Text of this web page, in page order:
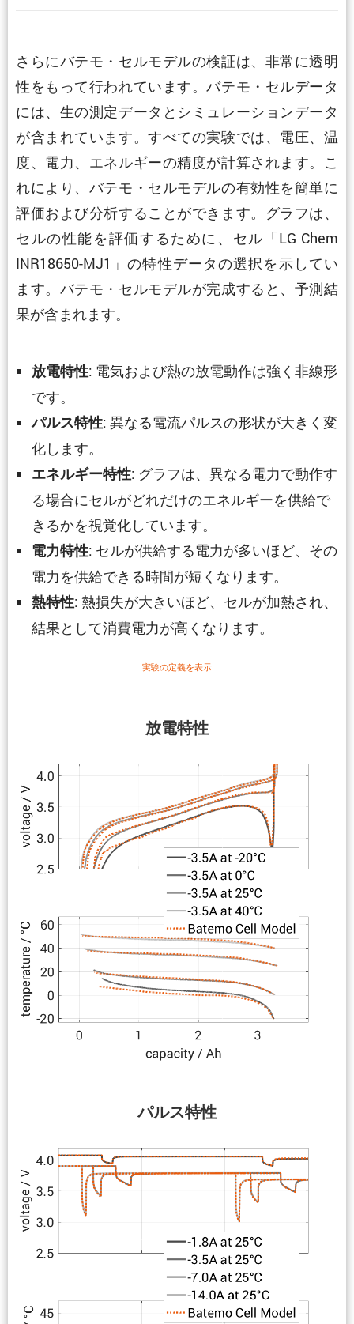
さらにバテモ・セルモデルの検証は、非常に透明
性をもって行われています。バテモ・セルデータ
には、生の測定データとシミュレーションデータ
が含まれています。すべての実験では、電圧、温
度、電力、エネルギーの精度が計算されます。こ
れにより、バテモ・セルモデルの有効性を簡単に
評価および分析することができます。グラフは、
セルの性能を評価するために、セル「LG Chem
INR18650-MJ1」の特性データの選択を示してい
ます。バテモ・セルモデルが完成すると、予測結
果が含まれます。
放電特性
放電特性: 電気および熱の放電動作は強く非線形
です。
パルス特性: 異なる電流パルスの形状が大きく変
化します。
エネルギー特性: グラフは、異なる電力で動作す
る場合にセルがどれだけのエネルギーを供給で
きるかを視覚化しています。
電力特性: セルが供給する電力が多いほど、その
電力を供給できる時間が短くなります。
熱特性: 熱損失が大きいほど、セルが加熱され、
結果として消費電力が高くなります。
パルス特性
実験の定義を表示